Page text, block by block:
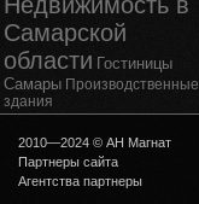
Самарской
области Гостиницы
Самары Производственные
здания
2010—2024 © АН Магнат
Партнеры сайта
Агентства партнеры